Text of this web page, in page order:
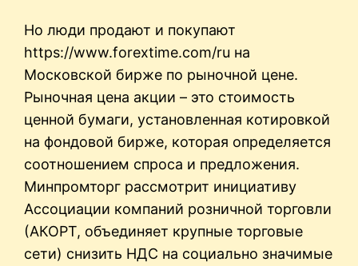
Но люди продают и покупают
https://www.forextime.com/ru на
Московской бирже по рыночной цене.
Рыночная цена акции – это стоимость
ценной бумаги, установленная котировкой
на фондовой бирже, которая определяется
соотношением спроса и предложения.
Минпромторг рассмотрит инициативу
Ассоциации компаний розничной торговли
(АКОРТ, объединяет крупные торговые
сети) снизить НДС на социально значимые